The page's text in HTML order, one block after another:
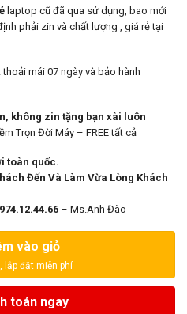
tại
là:
laptop cũ đã qua sử dụng, bao mới
phải zin và chất lượng , giá rẻ tại
mái 07 ngày và bảo hành
không zin tặng bạn xài luôn
Trọn Đời Máy – FREE tất cả
toàn quốc.
Đến Và Làm Vừa Lòng Khách
– Ms.Anh Đào
vào giỏ
toán ngay